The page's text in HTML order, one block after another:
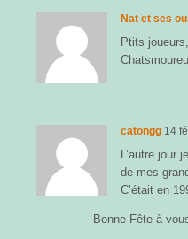
Nat et ses
Ptits
catongg 14
L’autre jour
de mes
C’était en
Bonne Fête à